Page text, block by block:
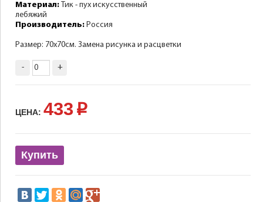
Материал: Тик - пух искусственный
лебяжий
Производитель: Россия
Размер: 70х70см. Замена рисунка и расцветки
- +
ЦЕНА: 433 p
Купить